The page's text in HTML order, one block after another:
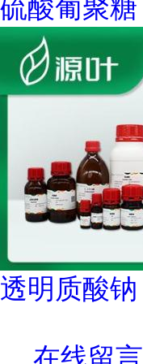
硫酸葡聚糖
透明质酸钠
在线留言